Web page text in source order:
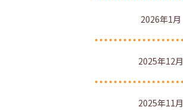
2026年1月
2025年12月
2025年11月